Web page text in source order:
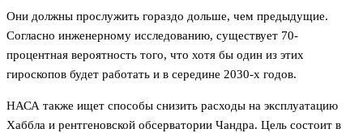
Они должны прослужить гораздо дольше, чем предыдущие.
Согласно инженерному исследованию, существует 70-
процентная вероятность того, что хотя бы один из этих
гироскопов будет работать и в середине 2030-х годов.
НАСА также ищет способы снизить расходы на эксплуатацию
Хаббла и рентгеновской обсерватории Чандра. Цель состоит в